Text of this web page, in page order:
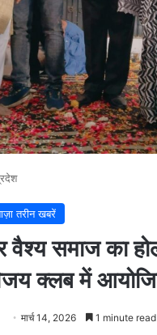
तरीन खबरें
वैश्य समाज का
क्लब में
मार्च 14, 2026 1 minute read